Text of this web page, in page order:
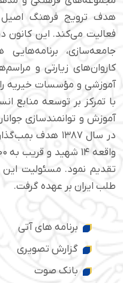
هدف ترویج فرهنگ
فعالیت می‌کند. این کانون
جامعه‌سازی،
کاروان‌های زیارتی و
آموزشی و مؤسسات خیریه را
با تمرکز بر توسعه منابع
آموزش و توانمندسازی
در سال ۱۳۸۷
تقدیم نمود. مسئولیت
طلب ایران بر عهده گرفت.
برنامه های آتی
گزارش تصویری
بانک صوت